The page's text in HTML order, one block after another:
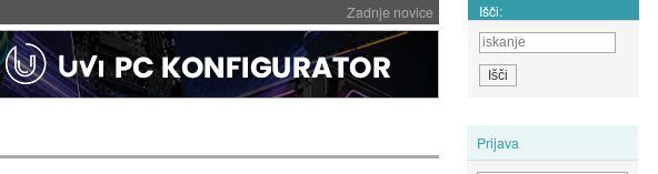
Zadnje novice Išči:
Prijava